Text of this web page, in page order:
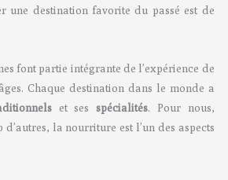
une destination favorite du passé est de
font partie intégrante de l’expérience de
Chaque destination dans le monde a
et sesspécialités. Pour nous,
la nourriture est l’un des aspects